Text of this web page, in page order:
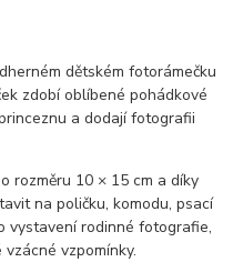
dětském fotorámečku
zdobí oblíbené pohádkové
a dodají fotografii
rozměru 10 × 15 cm a díky
na poličku, komodu, psací
vystavení rodinné fotografie,
vzpomínky.